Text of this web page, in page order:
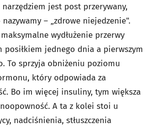
jest post przerywany,
– „zdrowe niejedzenie".
wydłużenie przerwy
posiłkiem jednego dnia a pierwszym
To sprzyja obniżeniu poziomu
który odpowiada za
Bo im więcej insuliny, tym większa
A ta z kolei stoi u
nadciśnienia, stłuszczenia